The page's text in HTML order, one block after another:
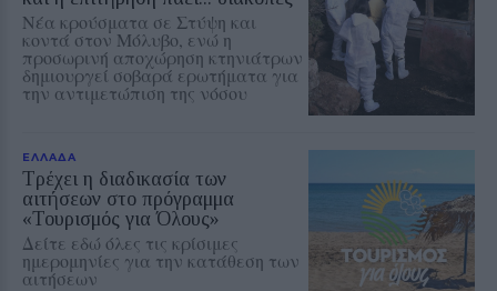
Νέα κρούσματα σε Στύψη και
κοντά στον Μόλυβο, ενώ η
προσωρινή αποχώρηση κτηνιάτρων
δημιουργεί σοβαρά ερωτήματα για
την αντιμετώπιση της νόσου
ΕΛΛΑΔΑ
Τρέχει η διαδικασία των
αιτήσεων στο πρόγραμμα
«Τουρισμός για Όλους»
Δείτε εδώ όλες τις κρίσιμες
ημερομηνίες για την κατάθεση των
αιτήσεων